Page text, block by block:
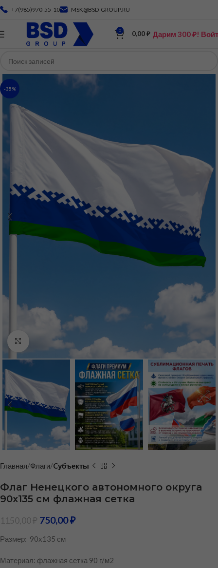
+7(985)970-55-10 MSK@BSD-GROUP.RU
0 0,00₽ Дарим 300 ₽!
-35%
Нажмите, чтобы увеличить
Главная Флаги Cубъекты
Флаг Ненецкого автономного округа
90х135 см флажная сетка
1150,00₽ 750,00₽
Размер: 90х135 см
Материал: флажная сетка 90 г/м2